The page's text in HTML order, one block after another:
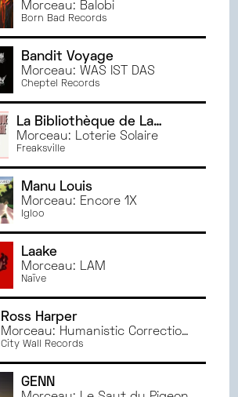
Morceau: Balobi
Born Bad Records
Bandit Voyage
Morceau: WAS IST DAS
Cheptel Records
La Bibliothèque de La
Bergerie
Morceau: Loterie Solaire
Freaksville
Manu Louis
Morceau: Encore 1X
Igloo
Laake
Morceau: LAM
Naïve
Ross Harper
Morceau: Humanistic Correction
- Ethical Governor Remix
City Wall Records
ĠENN